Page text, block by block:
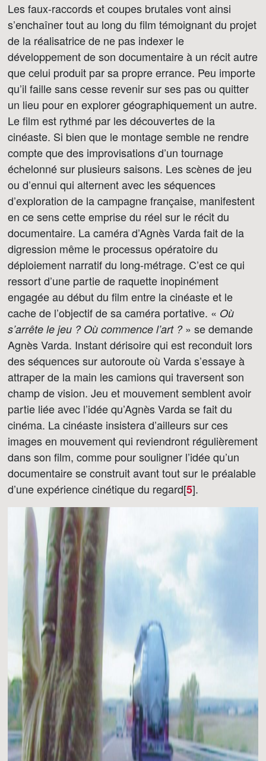
Les faux-raccords et coupes brutales vont ainsi
s’enchaîner tout au long du film témoignant du projet
de la réalisatrice de ne pas indexer le
développement de son documentaire à un récit autre
que celui produit par sa propre errance. Peu importe
qu’il faille sans cesse revenir sur ses pas ou quitter
un lieu pour en explorer géographiquement un autre.
Le film est rythmé par les découvertes de la
cinéaste. Si bien que le montage semble ne rendre
compte que des improvisations d’un tournage
échelonné sur plusieurs saisons. Les scènes de jeu
ou d’ennui qui alternent avec les séquences
d’exploration de la campagne française, manifestent
en ce sens cette emprise du réel sur le récit du
documentaire. La caméra d’Agnès Varda fait de la
digression même le processus opératoire du
déploiement narratif du long-métrage. C’est ce qui
ressort d’une partie de raquette inopinément
engagée au début du film entre la cinéaste et le
cache de l’objectif de sa caméra portative. « Où
s’arrête le jeu ? Où commence l’art ?» se demande
Agnès Varda. Instant dérisoire qui est reconduit lors
des séquences sur autoroute où Varda s’essaye à
attraper de la main les camions qui traversent son
champ de vision. Jeu et mouvement semblent avoir
partie liée avec l’idée qu’Agnès Varda se fait du
cinéma. La cinéaste insistera d’ailleurs sur ces
images en mouvement qui reviendront régulièrement
dans son film, comme pour souligner l’idée qu’un
documentaire se construit avant tout sur le préalable
d’une expérience cinétique du regard[5].